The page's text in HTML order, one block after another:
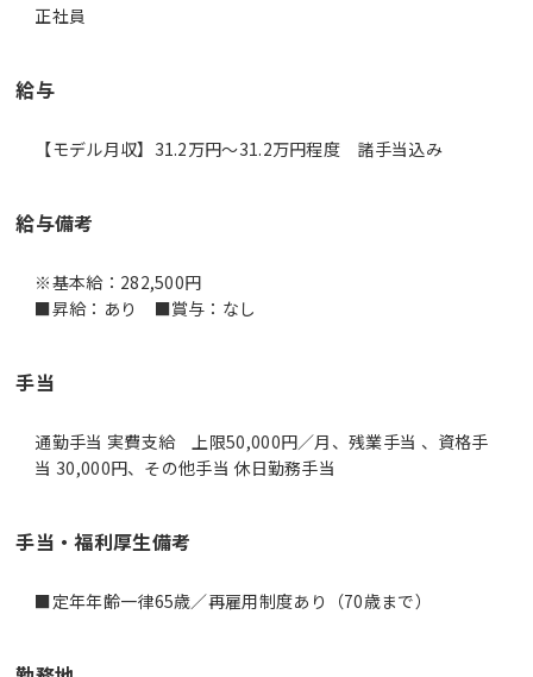
正社員
給与
【モデル月収】31.2万円〜31.2万円程度 諸手当込み
給与備考
※基本給：282,500円
■昇給：あり ■賞与：なし
手当
通勤手当 実費支給 上限50,000円／月、残業手当 、資格手
当 30,000円、その他手当 休日勤務手当
手当・福利厚生備考
■定年年齢一律65歳／再雇用制度あり（70歳まで）